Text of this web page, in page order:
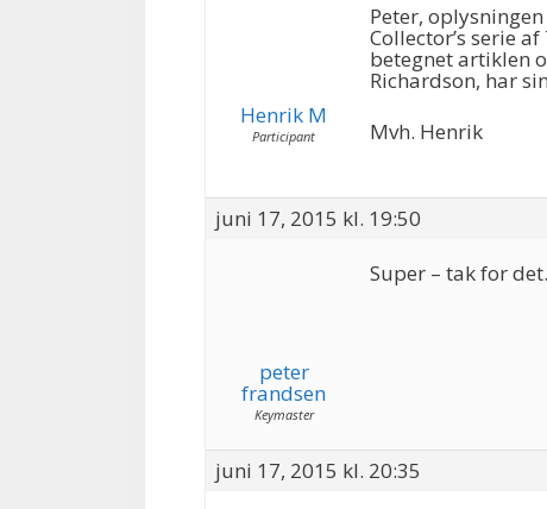
Henrik M
Participant
Peter,
Collector’s serie
betegnet artiklen
Richardson, har
Mvh. Henrik
juni 17, 2015 kl. 19:50
peter
frandsen
Keymaster
Super – tak for det.
juni 17, 2015 kl. 20:35